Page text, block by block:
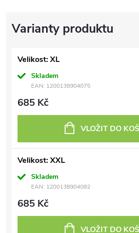
Velikost: XL
Skladem
EAN: 1200138904075
685 Kč
VLOŽIT DO
Velikost: XXL
Skladem
EAN: 1200138904082
685 Kč
VLOŽIT DO